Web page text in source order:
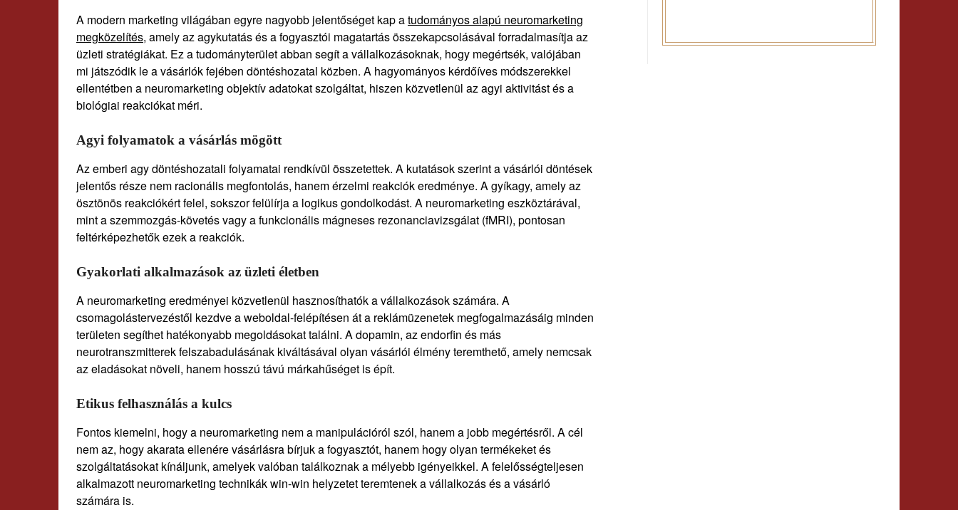
A modern marketing világában egyre nagyobb jelentőséget kap atudományos alapú neuromarketing
megközelítés, amely az agykutatás és a fogyasztói magatartás összekapcsolásával forradalmasítja az
üzleti stratégiákat. Ez a tudományterület abban segít a vállalkozásoknak, hogy megértsék, valójában
mi játszódik le a vásárlók fejében döntéshozatal közben. A hagyományos kérdőíves módszerekkel
ellentétben a neuromarketing objektív adatokat szolgáltat, hiszen közvetlenül az agyi aktivitást és a
biológiai reakciókat méri.
Agyi folyamatok a vásárlás mögött
Az emberi agy döntéshozatali folyamatai rendkívül összetettek. A kutatások szerint a vásárlói döntések
jelentős része nem racionális megfontolás, hanem érzelmi reakciók eredménye. A gyíkagy, amely az
ösztönös reakciókért felel, sokszor felülírja a logikus gondolkodást. A neuromarketing eszköztárával,
mint a szemmozgás-követés vagy a funkcionális mágneses rezonanciavizsgálat (fMRI), pontosan
feltérképezhetők ezek a reakciók.
Gyakorlati alkalmazások az üzleti életben
A neuromarketing eredményei közvetlenül hasznosíthatók a vállalkozások számára. A
csomagolástervezéstől kezdve a weboldal-felépítésen át a reklámüzenetek megfogalmazásáig minden
területen segíthet hatékonyabb megoldásokat találni. A dopamin, az endorfin és más
neurotranszmitterek felszabadulásának kiváltásával olyan vásárlói élmény teremthető, amely nemcsak
az eladásokat növeli, hanem hosszú távú márkahűséget is épít.
Etikus felhasználás a kulcs
Fontos kiemelni, hogy a neuromarketing nem a manipulációról szól, hanem a jobb megértésről. A cél
nem az, hogy akarata ellenére vásárlásra bírjuk a fogyasztót, hanem hogy olyan termékeket és
szolgáltatásokat kínáljunk, amelyek valóban találkoznak a mélyebb igényeikkel. A felelősségteljesen
alkalmazott neuromarketing technikák win-win helyzetet teremtenek a vállalkozás és a vásárló
számára is.